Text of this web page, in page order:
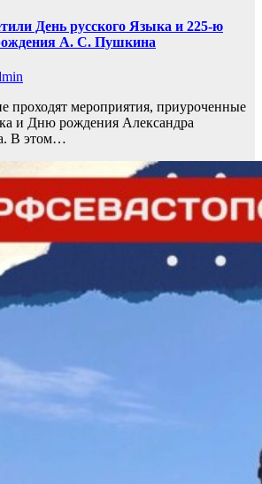
День русского Языка и 225-ю
А. С. Пушкина
проходят мероприятия, приуроченные
и Дню рождения Александра
В этом…